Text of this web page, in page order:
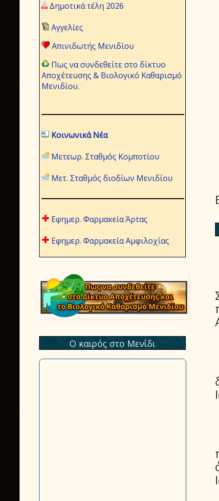
Δημοτικά τέλη 2026
Αγγελίες
Απινιδωτής Μενιδίου
Πως να συνδεθείτε στο δίκτυο
Αποχέτευσης & Βιολογικό Καθαρισμό
Μενιδίου.
Κοινωνικά Νέα
Μετεωρ. Σταθμός Κομποτίου
Μετ. Σταθμός διοδίων Μενιδίου
Εφημερ. Φαρμακεία Άρτας
Εφημερ. Φαρμακεία Αμφιλοχίας
Ο καιρός στο Μενίδι